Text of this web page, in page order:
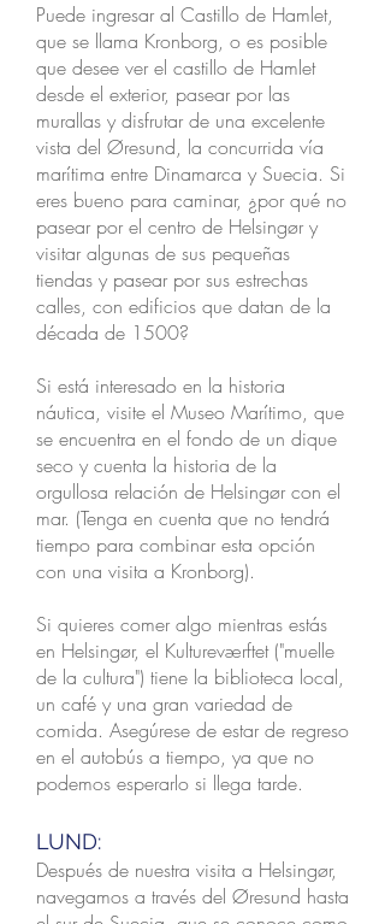
Puede ingresar al Castillo de Hamlet,
que se llama Kronborg, o es posible
que desee ver el castillo de Hamlet
desde el exterior, pasear por las
murallas y disfrutar de una excelente
vista del Øresund, la concurrida vía
marítima entre Dinamarca y Suecia. Si
eres bueno para caminar, ¿por qué no
pasear por el centro de Helsingør y
visitar algunas de sus pequeñas
tiendas y pasear por sus estrechas
calles, con edificios que datan de la
década de 1500?
Si está interesado en la historia
náutica, visite el Museo Marítimo, que
se encuentra en el fondo de un dique
seco y cuenta la historia de la
orgullosa relación de Helsingør con el
mar. (Tenga en cuenta que no tendrá
tiempo para combinar esta opción
con una visita a Kronborg).
Si quieres comer algo mientras estás
en Helsingør, el Kultureværftet ("muelle
de la cultura") tiene la biblioteca local,
un café y una gran variedad de
comida. Asegúrese de estar de regreso
en el autobús a tiempo, ya que no
podemos esperarlo si llega tarde.
LUND:
​Después de nuestra visita a Helsingør,
navegamos a través del Øresund hasta